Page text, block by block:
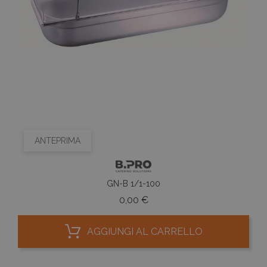
ANTEPRIMA
GN-B 1/1-100
0,00 €Prezzo
AGGIUNGI AL CARRELLO